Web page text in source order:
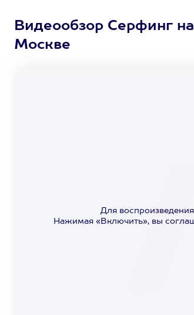
Видеообзор Серфинг
Москве
Для
Нажимая «Включить», вы